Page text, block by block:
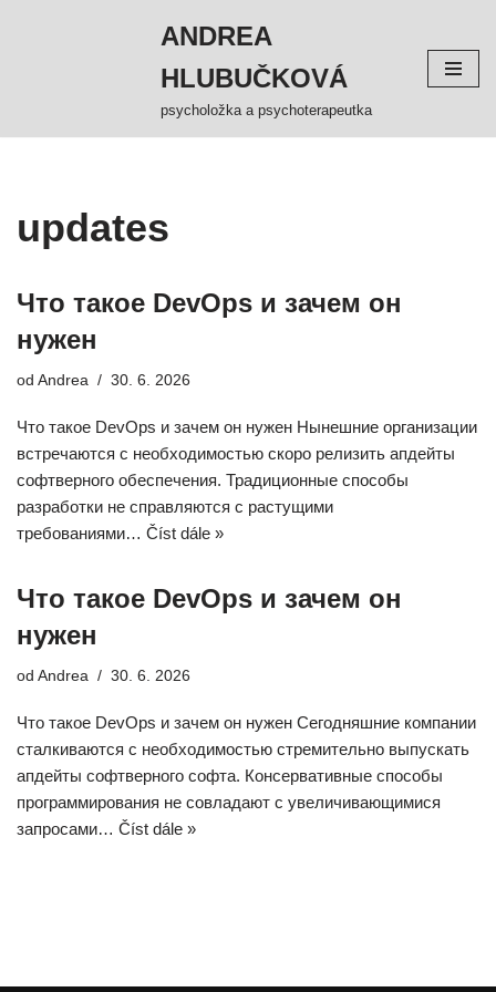
ANDREA
HLUBUČKOVÁ
psycholožka a psychoterapeutka
updates
Что такое DevOps и зачем он
нужен
od Andrea 30. 6. 2026
Что такое DevOps и зачем он нужен Нынешние организации
встречаются с необходимостью скоро релизить апдейты
софтверного обеспечения. Традиционные способы
разработки не справляются с растущими
требованиями… Číst dále »
Что такое DevOps и зачем он
нужен
od Andrea 30. 6. 2026
Что такое DevOps и зачем он нужен Сегодняшние компании
сталкиваются с необходимостью стремительно выпускать
апдейты софтверного софта. Консервативные способы
программирования не совладают с увеличивающимися
запросами… Číst dále »